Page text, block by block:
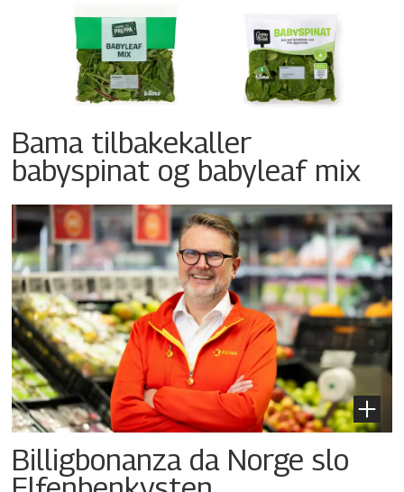
Bama tilbakekaller
babyspinat og babyleaf mix
Billigbonanza da Norge slo